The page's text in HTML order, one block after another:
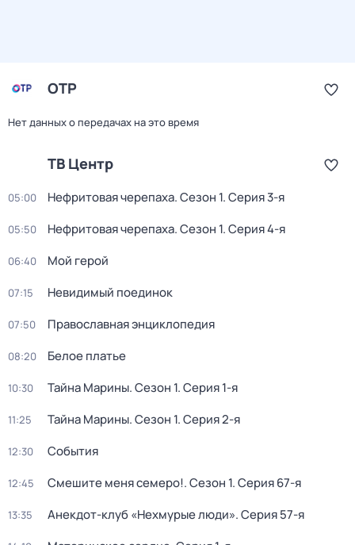
ОТР
Нет данных о передачах на это время
ТВ Центр
05:00 Нефритовая черепаха. Сезон 1. Серия 3-я
05:50 Нефритовая черепаха. Сезон 1. Серия 4-я
06:40 Мой герой
07:15 Невидимый поединок
07:50 Православная энциклопедия
08:20 Белое платье
10:30 Тайна Марины. Сезон 1. Серия 1-я
11:25 Тайна Марины. Сезон 1. Серия 2-я
12:30 События
12:45 Смешите меня семеро!. Сезон 1. Серия 67-я
13:35 Анекдот-клуб «Нехмурые люди». Серия 57-я